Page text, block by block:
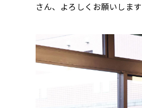
さん、よろしくお願いします